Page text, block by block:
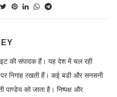
की संपादक हैं। यह देश में चल रही
निगाह रखती हैं। कई बडी और सनसनी
को जाता है। निष्पक्ष और